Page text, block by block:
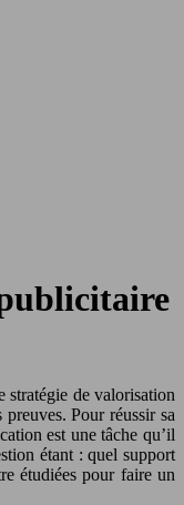
stratégie de valorisation
Pour réussir sa
est une tâche qu’il
étant : quel support
étudiées pour faire un